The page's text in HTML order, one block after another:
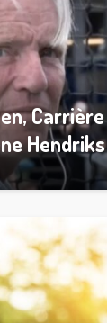
Carrière
Hendriks